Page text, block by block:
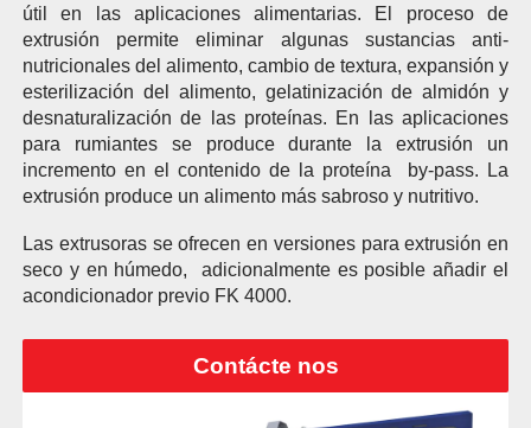
útil en las aplicaciones alimentarias. El proceso de
extrusión permite eliminar algunas sustancias anti-
nutricionales del alimento, cambio de textura, expansión y
esterilización del alimento, gelatinización de almidón y
desnaturalización de las proteínas. En las aplicaciones
para rumiantes se produce durante la extrusión un
incremento en el contenido de la proteína by-pass. La
extrusión produce un alimento más sabroso y nutritivo.
Las extrusoras se ofrecen en versiones para extrusión en
seco y en húmedo, adicionalmente es posible añadir el
acondicionador previo FK 4000.
Contácte nos